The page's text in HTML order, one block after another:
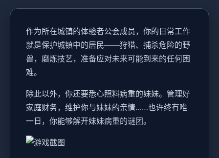
作为所在城镇的体验者公会成员，你的日常工作
就是保护城镇中的居民——狩猎、捕杀危险的野
兽，磨炼技艺，准备应对未来可能到来的任何困
难。
除此以外，你还要悉心照料病重的妹妹。管理好
家庭财务，维护你与妹妹的亲情……也许终有唯
一日，你能够解开妹妹病重的谜团。